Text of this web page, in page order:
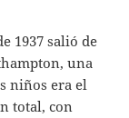
1937 salió de
una
niños era el
total, con